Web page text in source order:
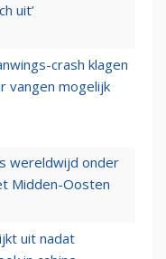
uit’
crash klagen
vangen mogelijk
wereldwijd onder
Midden-Oosten
uit nadat